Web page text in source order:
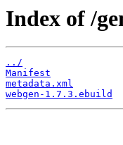
Index of /
../
Manifest
metadata.xml
webgen-1.7.3.ebuild